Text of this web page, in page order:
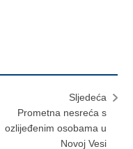
Sljedeća
Prometna nesreća s
ozlijeđenim osobama u
Novoj Vesi